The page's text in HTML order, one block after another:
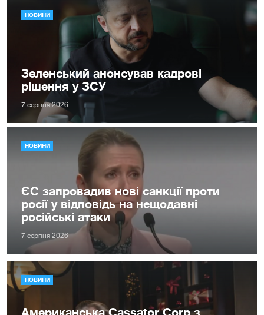
НОВИНИ
Зеленський анонсував кадрові
рішення у ЗСУ
7 серпня 2026
НОВИНИ
ЄС запровадив нові санкції проти
росії у відповідь на нещодавні
російські атаки
7 серпня 2026
НОВИНИ
Американська Cassator Corp з